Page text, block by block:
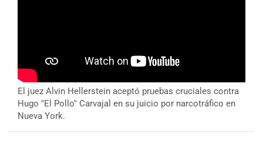
El juez Alvin Hellerstein aceptó pruebas cruciales contra
Hugo "El Pollo" Carvajal en su juicio por narcotráfico en
Nueva York.